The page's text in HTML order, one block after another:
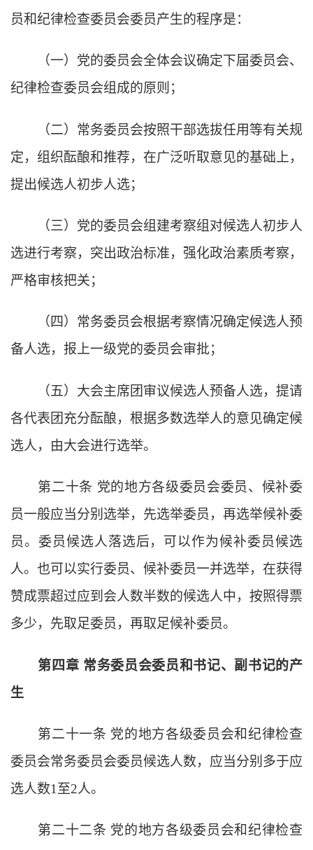
员和纪律检查委员会委员产生的程序是：
（一）党的委员会全体会议确定下届委员会、
纪律检查委员会组成的原则；
（二）常务委员会按照干部选拔任用等有关规
定，组织酝酿和推荐，在广泛听取意见的基础上，
提出候选人初步人选；
（三）党的委员会组建考察组对候选人初步人
选进行考察，突出政治标准，强化政治素质考察，
严格审核把关；
（四）常务委员会根据考察情况确定候选人预
备人选，报上一级党的委员会审批；
（五）大会主席团审议候选人预备人选，提请
各代表团充分酝酿，根据多数选举人的意见确定候
选人，由大会进行选举。
第二十条 党的地方各级委员会委员、候补委
员一般应当分别选举，先选举委员，再选举候补委
员。委员候选人落选后，可以作为候补委员候选
人。也可以实行委员、候补委员一并选举，在获得
赞成票超过应到会人数半数的候选人中，按照得票
多少，先取足委员，再取足候补委员。
第四章 常务委员会委员和书记、副书记的产
生
第二十一条 党的地方各级委员会和纪律检查
委员会常务委员会委员候选人数，应当分别多于应
选人数1至2人。
第二十二条 党的地方各级委员会和纪律检查